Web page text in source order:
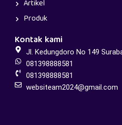
Artikel
Produk
Kontak kami
Jl. Kedungdoro No 149
081398888581
081398888581
websiteam2024@gmail.com